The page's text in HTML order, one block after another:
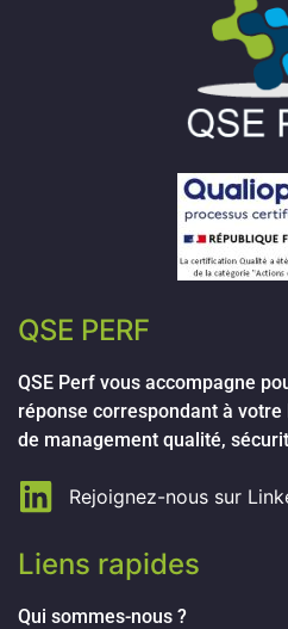
QSE PERF
QSE Perf vous accompagne
réponse correspondant à
de management qualité,
Rejoignez-nous sur
Liens rapides
Qui sommes-nous ?